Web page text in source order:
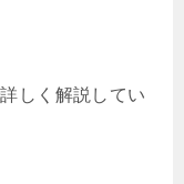
しく解説してい